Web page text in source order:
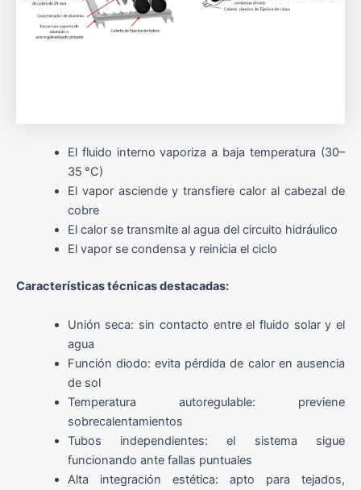
El fluido interno vaporiza a baja temperatura (30–
35 °C)
El vapor asciende y transfiere calor al cabezal de
cobre
El calor se transmite al agua del circuito hidráulico
El vapor se condensa y reinicia el ciclo
Características técnicas destacadas:
Unión seca: sin contacto entre el fluido solar y el
agua
Función diodo: evita pérdida de calor en ausencia
de sol
Temperatura autoregulable: previene
sobrecalentamientos
Tubos independientes: el sistema sigue
funcionando ante fallas puntuales
Alta integración estética: apto para tejados,